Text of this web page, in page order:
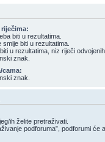
biti u rezultatima.
biti u rezultatima.
u rezultatima, niz riječi
znak.
cama:
znak.
ih želite pretraživati.
podforuma”, podforumi će